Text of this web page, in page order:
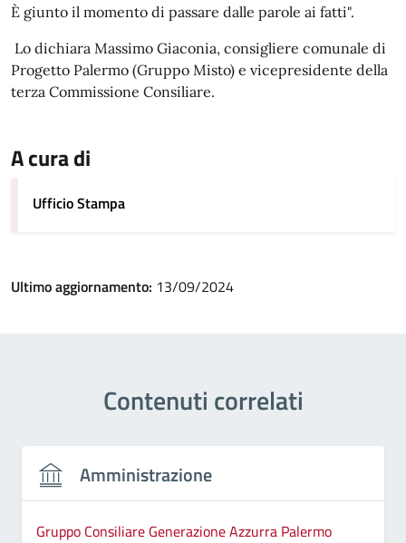
È giunto il momento di passare dalle parole ai fatti".
Lo dichiara Massimo Giaconia, consigliere comunale di
Progetto Palermo (Gruppo Misto) e vicepresidente della
terza Commissione Consiliare.
A cura di
Ufficio Stampa
Ultimo aggiornamento: 13/09/2024
Contenuti correlati
Amministrazione
Gruppo Consiliare Generazione Azzurra Palermo